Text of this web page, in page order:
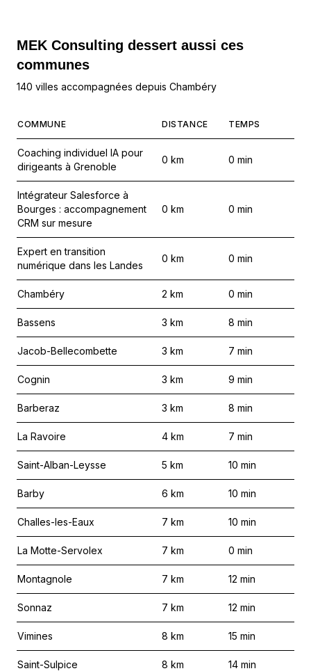
MEK Consulting dessert aussi ces
communes
140 villes accompagnées depuis Chambéry
COMMUNE DISTANCE TEMPS
Coaching individuel IA pour
dirigeants à Grenoble
0 km 0 min
Intégrateur Salesforce à
Bourges : accompagnement
CRM sur mesure
0 km 0 min
Expert en transition
numérique dans les Landes
0 km 0 min
Chambéry 2 km 0 min
Bassens 3 km 8 min
Jacob-Bellecombette 3 km 7 min
Cognin 3 km 9 min
Barberaz 3 km 8 min
La Ravoire 4 km 7 min
Saint-Alban-Leysse 5 km 10 min
Barby 6 km 10 min
Challes-les-Eaux 7 km 10 min
La Motte-Servolex 7 km 0 min
Montagnole 7 km 12 min
Sonnaz 7 km 12 min
Vimines 8 km 15 min
Saint-Sulpice 8 km 14 min